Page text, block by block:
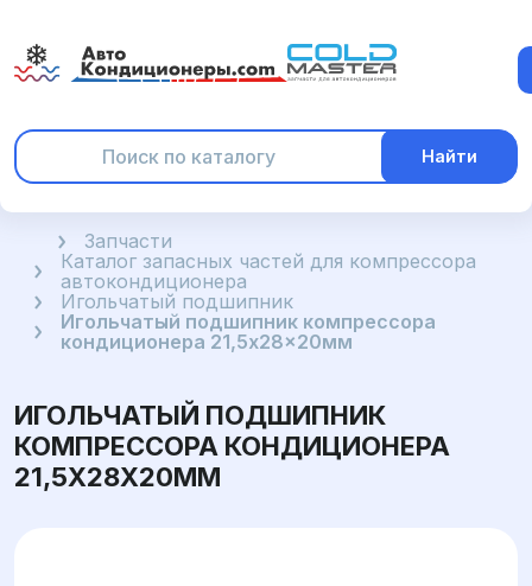
Найти
ГлавнаяЗапчасти
Каталог запасных частей для компрессора
автокондиционера
Игольчатый подшипник
Игольчатый подшипник компрессора
кондиционера 21,5x28x20мм
ИГОЛЬЧАТЫЙ ПОДШИПНИК
КОМПРЕССОРА КОНДИЦИОНЕРА
21,5X28X20ММ